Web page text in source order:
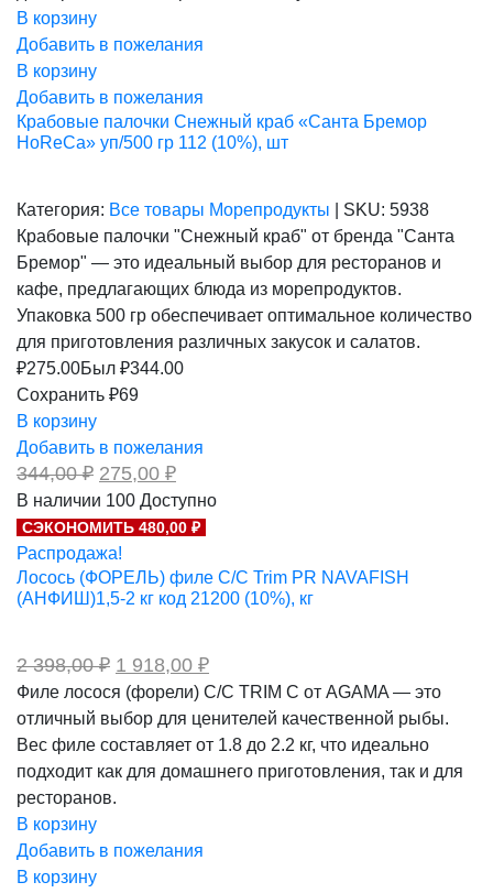
В корзину
Добавить в пожелания
В корзину
Добавить в пожелания
Крабовые палочки Снежный краб «Санта Бремор
HoReCa» уп/500 гр 112 (10%), шт
Категория: Все товары Морепродукты SKU: 5938
Крабовые палочки "Снежный краб" от бренда "Санта
Бремор" — это идеальный выбор для ресторанов и
кафе, предлагающих блюда из морепродуктов.
Упаковка 500 гр обеспечивает оптимальное количество
для приготовления различных закусок и салатов.
₽275.00Был ₽344.00
Сохранить ₽69
В корзину
Добавить в пожелания
344,00₽ Первоначальная
цена
составляла
344,00 ₽.
275,00 ₽Текущая
275,00 ₽.
В наличии 100 Доступно
СЭКОНОМИТЬ 480,00 ₽
Распродажа!
Лосось (ФОРЕЛЬ) филе С/С Trim PR NAVAFISH
(АНФИШ)1,5-2 кг код 21200 (10%), кг
2 398,00₽ Первоначальная
цена
составляла
2
398,00 ₽.
1 918,00 ₽Текущая
цена:
1
918,00 ₽.
Филе лосося (форели) С/С TRIM С от AGAMA — это
отличный выбор для ценителей качественной рыбы.
Вес филе составляет от 1.8 до 2.2 кг, что идеально
подходит как для домашнего приготовления, так и для
ресторанов.
В корзину
Добавить в пожелания
В корзину